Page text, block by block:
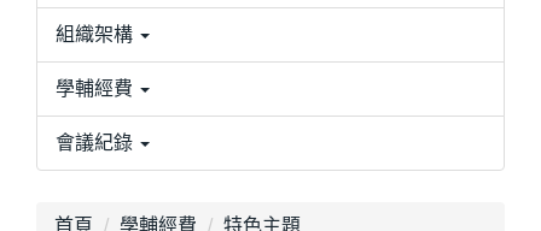
組織架構
學輔經費
會議紀錄
首頁 學輔經費 特色主題